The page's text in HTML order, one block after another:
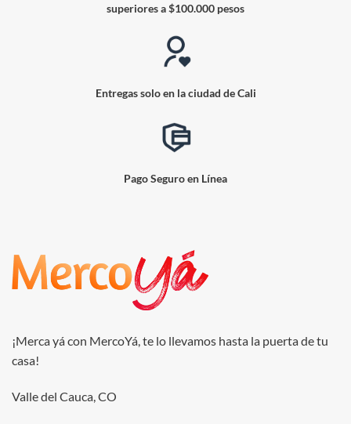
superiores a $100.000 pesos
Entregas solo en la ciudad de Cali
Pago Seguro en Línea
¡Merca yá con MercoYá, te lo llevamos hasta la puerta de tu
casa!
Valle del Cauca, CO